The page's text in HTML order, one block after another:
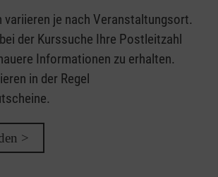
variieren je nach Veranstaltungsort.
der Kurssuche Ihre Postleitzahl
Informationen zu erhalten.
in der Regel
>